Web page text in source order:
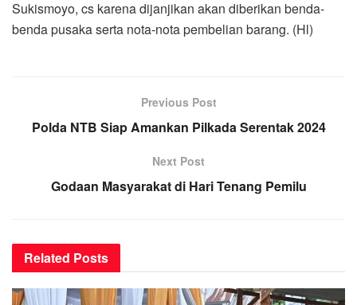
Sukismoyo, cs karena dijanjikan akan diberikan benda-
benda pusaka serta nota-nota pembelian barang. (Hl)
Previous Post
Polda NTB Siap Amankan Pilkada Serentak 2024
Next Post
Godaan Masyarakat di Hari Tenang Pemilu
Related Posts